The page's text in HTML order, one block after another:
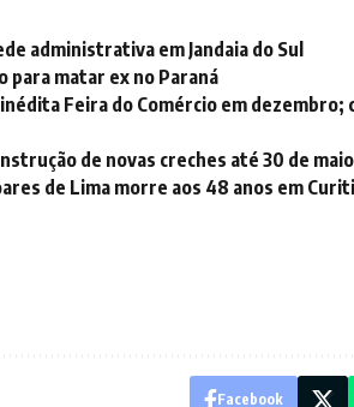
administrativa em Jandaia do Sul
para matar ex no Paraná
Feira do Comércio em dezembro;
de novas creches até 30 de maio
de Lima morre aos 48 anos em
Facebook